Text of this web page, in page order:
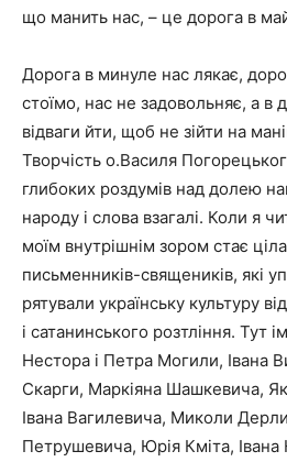
що манить нас, – це дорога в
Дорога в минуле нас лякає,
стоїмо, нас не задовольняє, а в
відваги йти, щоб не зійти на
Творчість о.Василя
глибоких роздумів над долею
народу і слова взагалі. Коли я
моїм внутрішнім зором стає
письменників-священиків, які
рятували українську культуру
і сатанинського розтління. Тут
Нестора і Петра Могили, Івана
Скарги, Маркіяна Шашкевича,
Івана Вагилевича, Миколи
Петрушевича, Юрія Кміта,